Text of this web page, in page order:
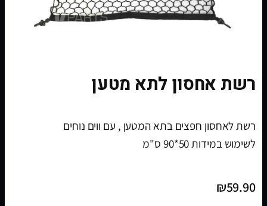
רשת אחסון לתא מטען
רשת לאחסון חפצים בתא המטען , עם ווים נוחים
לשימוש במידות 50*90 ס"מ
₪59.90